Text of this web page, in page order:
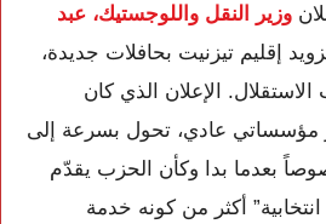
وزير النقل واللوجستيك، عبد
إقليم تيزنيت بحافلات جديدة،
الإعلان الذي كان
مؤسساتي عادي، تحول بسرعة إلى
بعدما بدا وكأن الحزب يقدّم
أكثر من كونه خدمة